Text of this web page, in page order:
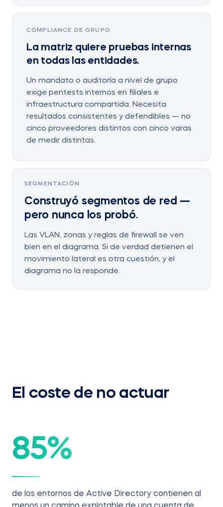
COMPLIANCE DE GRUPO
La matriz quiere pruebas internas
en todas las entidades.
Un mandato o auditoría a nivel de grupo
exige pentests internos en filiales e
infraestructura compartida. Necesita
resultados consistentes y defendibles — no
cinco proveedores distintos con cinco varas
de medir distintas.
SEGMENTACIÓN
Construyó segmentos de red —
pero nunca los probó.
Las VLAN, zonas y reglas de firewall se ven
bien en el diagrama. Si de verdad detienen el
movimiento lateral es otra cuestión, y el
diagrama no la responde.
El coste de no actuar
85%
de los entornos de Active Directory contienen al